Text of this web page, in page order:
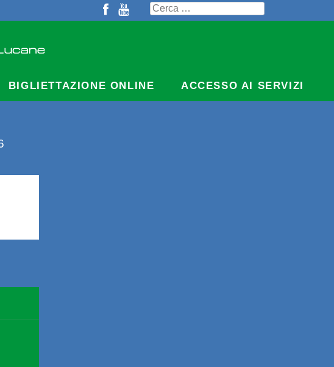
Ricerca
per:
BIGLIETTAZIONE ONLINE ACCESSO AI SERVIZI